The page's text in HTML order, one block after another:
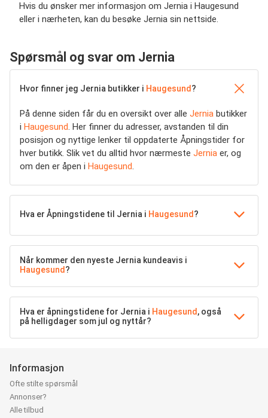
Hvis du ønsker mer informasjon om Jernia i Haugesund
eller i nærheten, kan du besøke Jernia sin nettside.
Spørsmål og svar om Jernia
Hvor finner jeg Jernia butikker i Haugesund ?
På denne siden får du en oversikt over alle Jernia butikker
i Haugesund. Her finner du adresser, avstanden til din
posisjon og nyttige lenker til oppdaterte Åpningstider for
hver butikk. Slik vet du alltid hvor nærmeste Jernia er, og
om den er åpen i Haugesund.
Hva er Åpningstidene til Jernia i Haugesund ?
Når kommer den nyeste Jernia kundeavis i
Haugesund ?
Hva er åpningstidene for Jernia i Haugesund , også
på helligdager som jul og nyttår?
Informasjon
Ofte stilte spørsmål
Annonser?
Alle tilbud